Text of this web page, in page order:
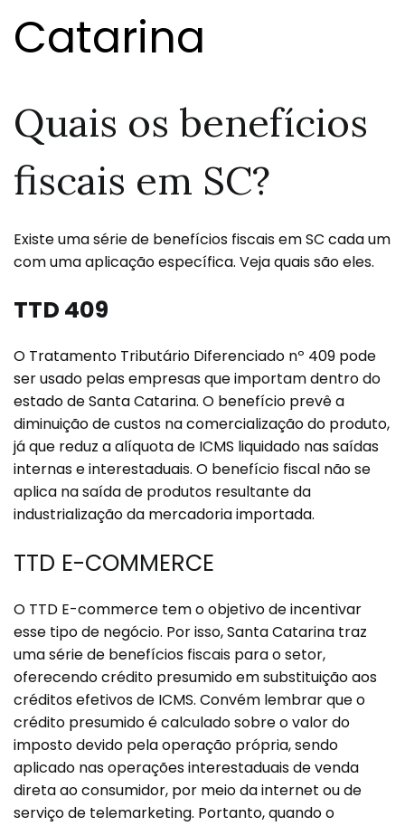
Catarina
Quais os benefícios
fiscais em SC?
Existe uma série de benefícios fiscais em SC cada um
com uma aplicação específica. Veja quais são eles.
TTD 409
O Tratamento Tributário Diferenciado nº 409 pode
ser usado pelas empresas que importam dentro do
estado de Santa Catarina. O benefício prevê a
diminuição de custos na comercialização do produto,
já que reduz a alíquota de ICMS liquidado nas saídas
internas e interestaduais. O benefício fiscal não se
aplica na saída de produtos resultante da
industrialização da mercadoria importada.
TTD E-COMMERCE
O TTD E-commerce tem o objetivo de incentivar
esse tipo de negócio. Por isso, Santa Catarina traz
uma série de benefícios fiscais para o setor,
oferecendo crédito presumido em substituição aos
créditos efetivos de ICMS. Convém lembrar que o
crédito presumido é calculado sobre o valor do
imposto devido pela operação própria, sendo
aplicado nas operações interestaduais de venda
direta ao consumidor, por meio da internet ou de
serviço de telemarketing. Portanto, quando o